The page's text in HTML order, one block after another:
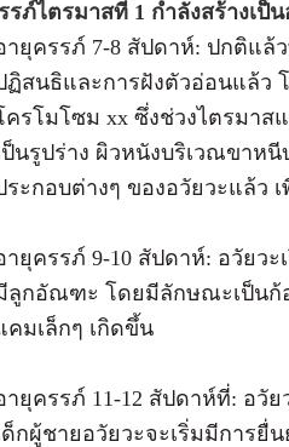
รภ์ไตรมาสที่ 1 กำลังสร้างเป็
ายุครรภ์ 7-8 สัปดาห์: ปกติแล้
ฏิสนธิและการฝังตัวอ่อนแล้ว
ครโมโซม xx ซึ่งช่วงไตรมาส
ป็นรูปร่าง ผิวหนังบริเวณขาห
ระกอบต่างๆ ของอวัยวะแล้ว
ายุครรภ์ 9-10 สัปดาห์: อวัยว
ลูกอัณฑะ โดยมีลักษณะเป็นก้
คมเล็กๆ เกิดขึ้น
ายุครรภ์ 11-12 สัปดาห์ที่: อวั
ด็กผู้ชายอวัยวะจะเริ่มมีการ